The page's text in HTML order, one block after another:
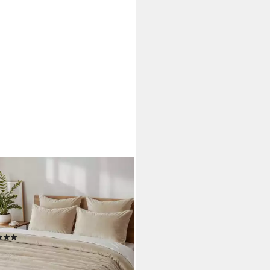
Kuschelbettwäsche
warmer Teddy Plüsch,
Winter Fleece, Mikrofaser
3 teilig, Edel und hochwertig
(125)
€ UVP59,99 €